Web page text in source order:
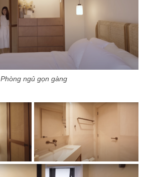
Phòng ngủ gọn gàng